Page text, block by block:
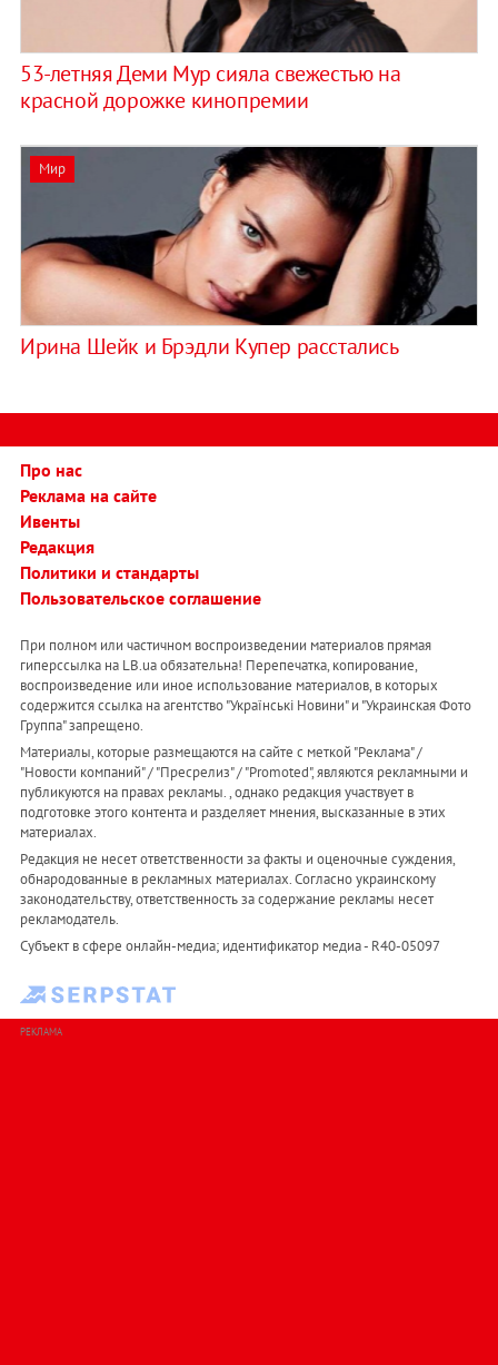
53-летняя Деми Мур сияла свежестью на
красной дорожке кинопремии
Мир
Ирина Шейк и Брэдли Купер расстались
Про нас
Реклама на сайте
Ивенты
Редакция
Политики и стандарты
Пользовательское соглашение
При полном или частичном воспроизведении материалов прямая
гиперссылка на LB.ua обязательна! Перепечатка, копирование,
воспроизведение или иное использование материалов, в которых
содержится ссылка на агентство "Українськi Новини" и "Украинская Фото
Группа" запрещено.
Материалы, которые размещаются на сайте с меткой "Реклама" /
"Новости компаний" / "Пресрелиз" / "Promoted", являются рекламными и
публикуются на правах рекламы. , однако редакция участвует в
подготовке этого контента и разделяет мнения, высказанные в этих
материалах.
Редакция не несет ответственности за факты и оценочные суждения,
обнародованные в рекламных материалах. Согласно украинскому
законодательству, ответственность за содержание рекламы несет
рекламодатель.
Субъект в сфере онлайн-медиа; идентификатор медиа - R40-05097
РЕКЛАМА